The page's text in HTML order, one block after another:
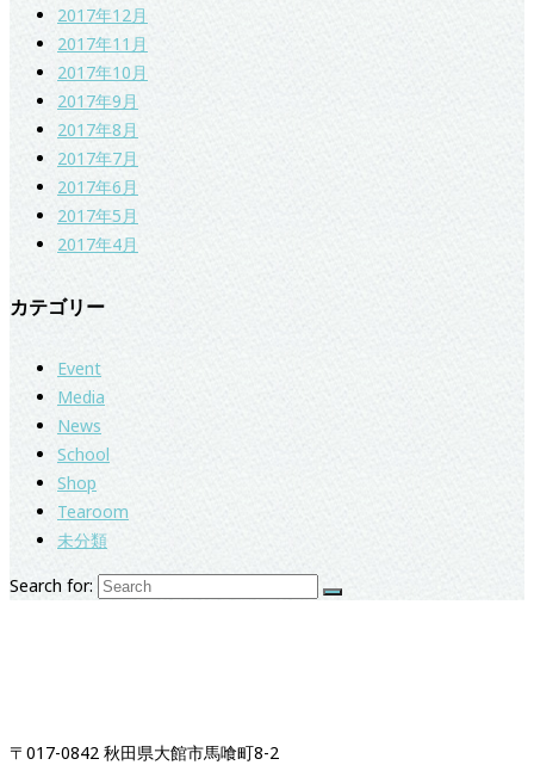
2017年12月
2017年11月
2017年10月
2017年9月
2017年8月
2017年7月
2017年6月
2017年5月
2017年4月
カテゴリー
Event
Media
News
School
Shop
Tearoom
未分類
Search for:
〒017-0842 秋田県大館市馬喰町8-2